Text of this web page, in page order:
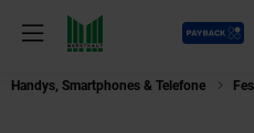
Menü
Payback
Handys, Smartphones & Telefone